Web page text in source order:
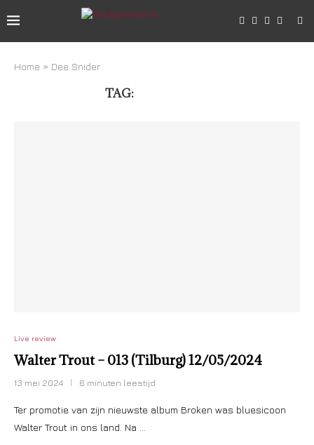
Home » Dee Snider
TAG:
Live review
Walter Trout – 013 (Tilburg) 12/05/2024
13 mei 2024 6 minuten leestijd
Ter promotie van zijn nieuwste album Broken was bluesicoon
Walter Trout in ons land. Na …